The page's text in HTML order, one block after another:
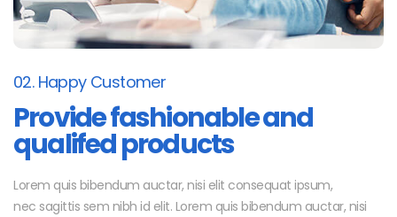
02. Happy Customer
Provide fashionable and
qualifed products
Lorem quis bibendum auctar, nisi elit consequat ipsum,
nec sagittis sem nibh id elit. Lorem quis bibendum auctar, nisi